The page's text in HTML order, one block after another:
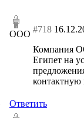
ООО #718
Компания
Египет на
Ответить